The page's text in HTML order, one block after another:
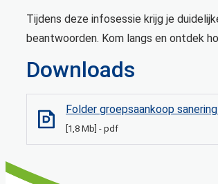
Tijdens deze infosessie krijg je
beantwoorden. Kom langs en ontdek
Downloads
Folder groepsaankoop
1,8 Mb pdf